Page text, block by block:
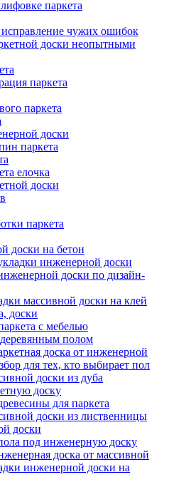
паркета
исправление чужих ошибок
доски неопытными
паркета
паркета
доски
паркета
елочка
доски
паркета
доски на бетон
инженерной доски
доски по дизайн-
массивной доски на клей
доски
с мебелью
полом
доска от инженерной
для тех, кто выбирает пол
доски из дуба
доску
для паркета
доски из лиственницы
доски
под инженерную доску
доска от массивной
инженерной доски на